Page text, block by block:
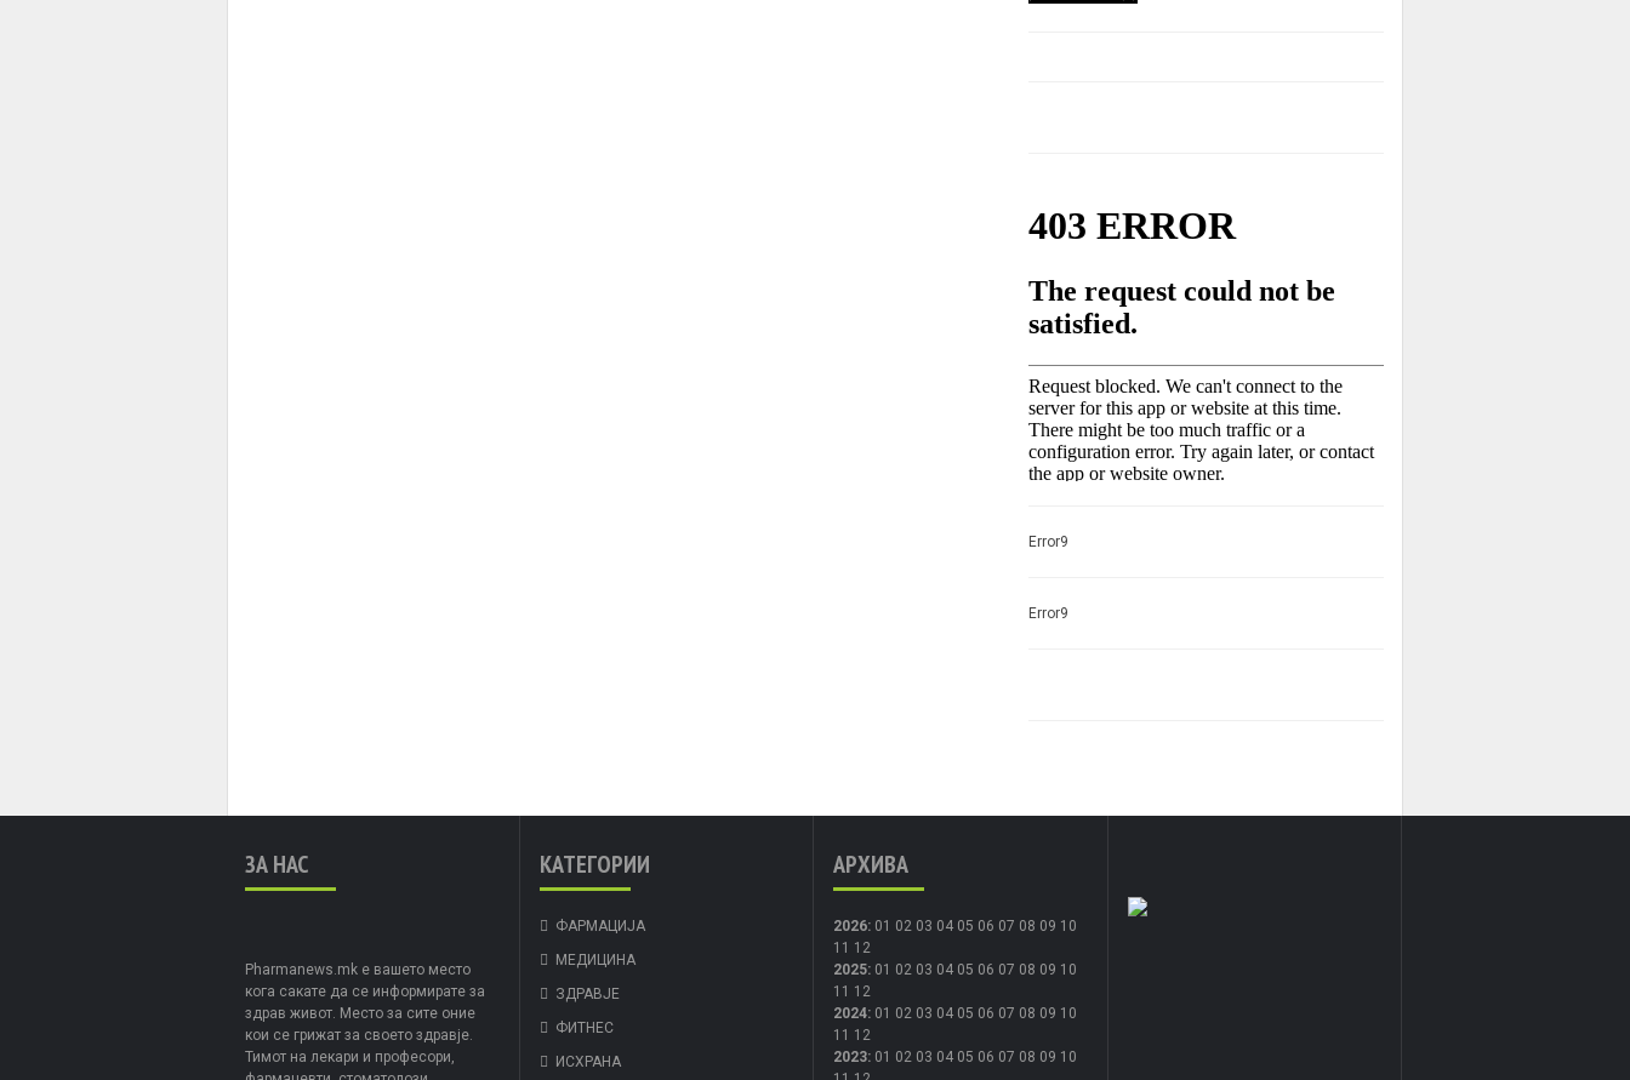
Error9
Error9
ЗА НАС
Pharmanews.mk е вашето место
кога сакате да се информирате за
здрав живот. Место за сите оние
кои се грижат за своето здравје.
Тимот на лекари и професори,
КАТЕГОРИИ
ФАРМАЦИЈА
МЕДИЦИНА
ЗДРАВЈЕ
ФИТНЕС
ИСХРАНА
АРХИВА
2026: 01 02 03 04 05 06 07 08 09 10
11 12
2025: 01 02 03 04 05 06 07 08 09 10
11 12
2024: 01 02 03 04 05 06 07 08 09 10
11 12
2023: 01 02 03 04 05 06 07 08 09 10